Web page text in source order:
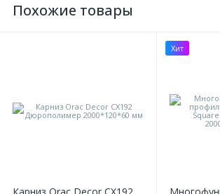
Похожие товары
Хит